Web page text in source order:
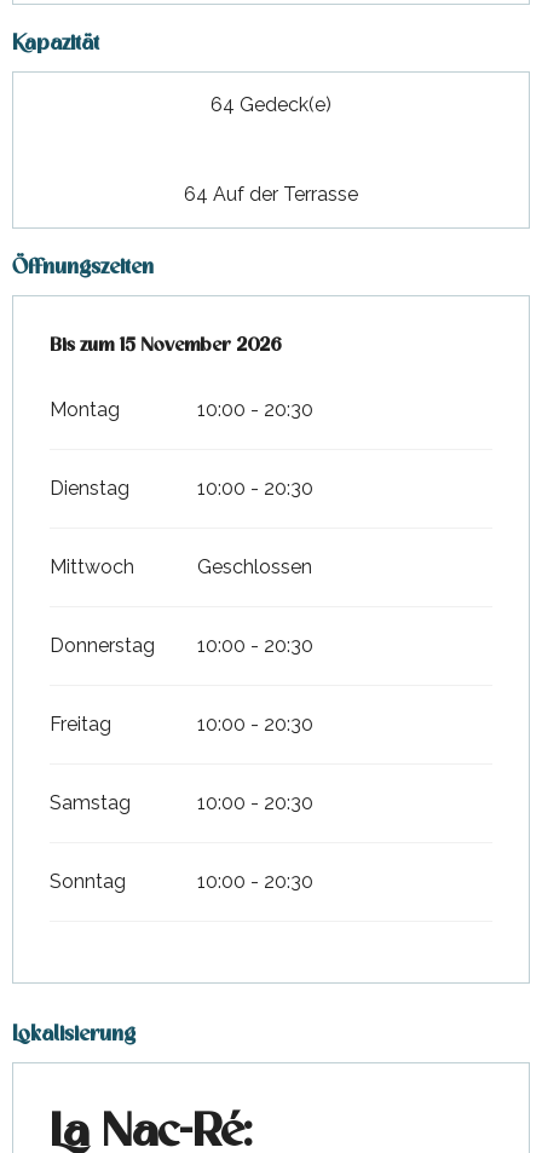
Kapazität
64 Gedeck(e)
64 Auf der Terrasse
Öffnungszeiten
vom4 April 2026bis zum15 November 2026
Bis zum15 November 2026
Montag 10:00 - 20:30
Dienstag 10:00 - 20:30
Mittwoch Geschlossen
Donnerstag 10:00 - 20:30
Freitag 10:00 - 20:30
Samstag 10:00 - 20:30
Sonntag 10:00 - 20:30
Lokalisierung
La Nac-Ré: